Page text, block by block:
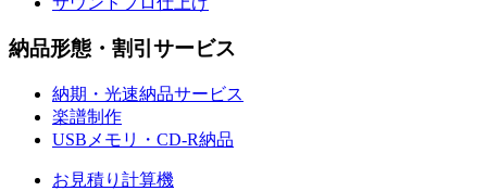
納品形態・割引サービス
納期・光速納品サービス
楽譜制作
USBメモリ・CD-R納品
お見積り計算機